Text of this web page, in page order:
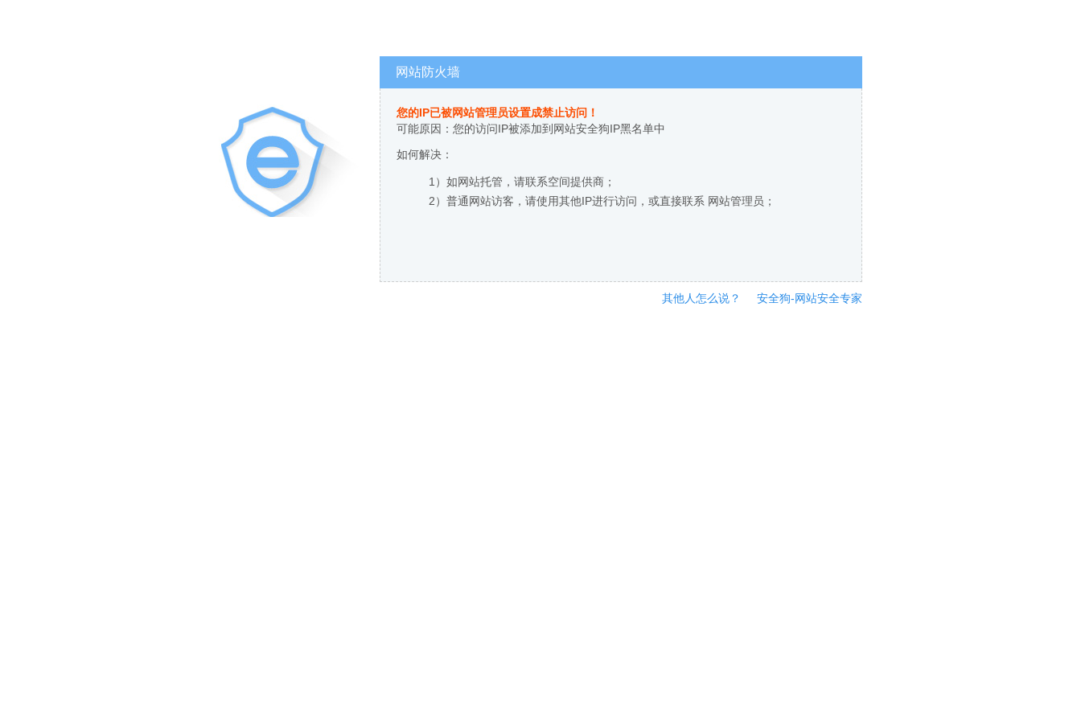
网站防火墙
您的IP已被网站管理员设置成禁止访问！
可能原因：您的访问IP被添加到网站安全狗IP黑名单中
如何解决：
1）如网站托管，请联系空间提供商；
2）普通网站访客，请使用其他IP进行访问，或直接联系 网站管理员；
其他人怎么说？ 安全狗-网站安全专家